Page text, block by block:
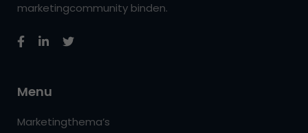
marketingcommunity binden.
Menu
Marketingthema’s